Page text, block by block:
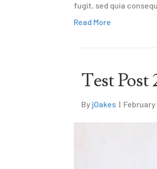
fugit, sed quia
Read More
Test Post
By jOakes | February